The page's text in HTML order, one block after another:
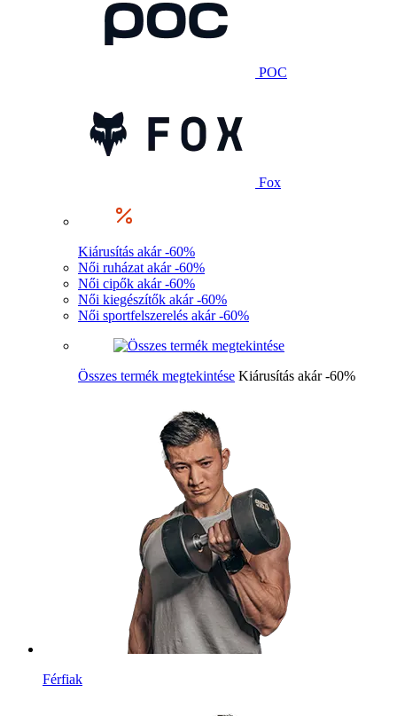
POC
Fox
Kiárusítás akár -60%
Női ruházat akár -60%
Női cipők akár -60%
Női kiegészítők akár -60%
Női sportfelszerelés akár -60%
Összes termék megtekintése Kiárusítás akár -60%
Férfiak